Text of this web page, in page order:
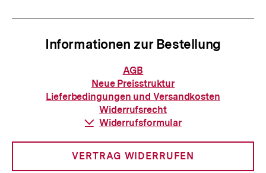
Informationen zur Bestellung
Informationen
zur
Bestellung
AGB
Neue Preisstruktur
Lieferbedingungen und Versandkosten
Widerrufsrecht
Download-
Widerrufsformular
VERTRAG WIDERRUFEN